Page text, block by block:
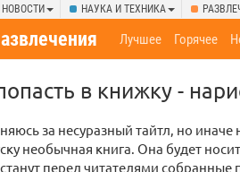
НОВОСТИ НАУКА И ТЕХНИКА
Лучшее Горячее
в книжку -
за несуразный тайтл, но
необычная книга. Она будет
перед читателями